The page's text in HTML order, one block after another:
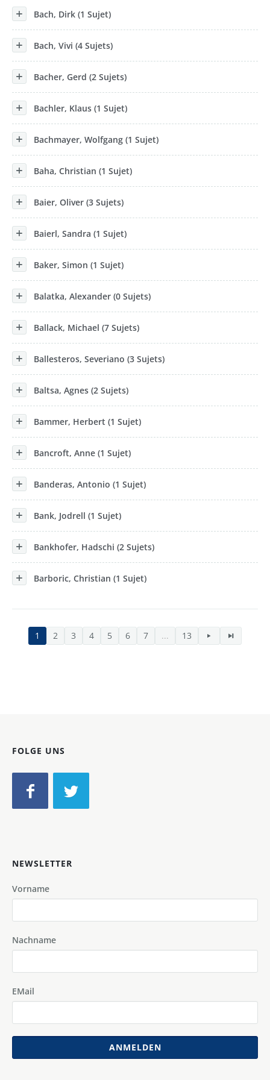
Bach, Dirk (1 Sujet)
Bach, Vivi (4 Sujets)
Bacher, Gerd (2 Sujets)
Bachler, Klaus (1 Sujet)
Bachmayer, Wolfgang (1 Sujet)
Baha, Christian (1 Sujet)
Baier, Oliver (3 Sujets)
Baierl, Sandra (1 Sujet)
Baker, Simon (1 Sujet)
Balatka, Alexander (0 Sujets)
Ballack, Michael (7 Sujets)
Ballesteros, Severiano (3 Sujets)
Baltsa, Agnes (2 Sujets)
Bammer, Herbert (1 Sujet)
Bancroft, Anne (1 Sujet)
Banderas, Antonio (1 Sujet)
Bank, Jodrell (1 Sujet)
Bankhofer, Hadschi (2 Sujets)
Barboric, Christian (1 Sujet)
1 2 3 4 5 6 7 ... 13
FOLGE UNS
NEWSLETTER
Vorname
Nachname
EMail
ANMELDEN